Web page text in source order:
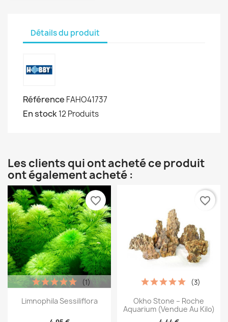
Détails du produit
Référence FAHO41737
En stock12 Produits
Les clients qui ont acheté ce produit
ont également acheté :
Limnophila Sessiliflora
(1)
favorite_border
Okho Stone – Roche
Aquarium (vendue Au Kilo)
(3)
favorite_border